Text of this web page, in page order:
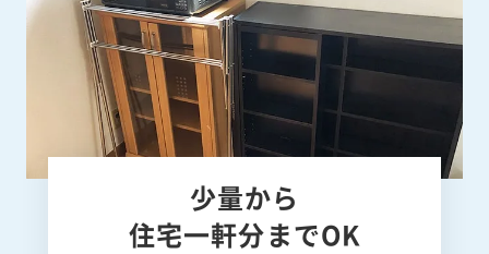
少量から
住宅一軒分までOK